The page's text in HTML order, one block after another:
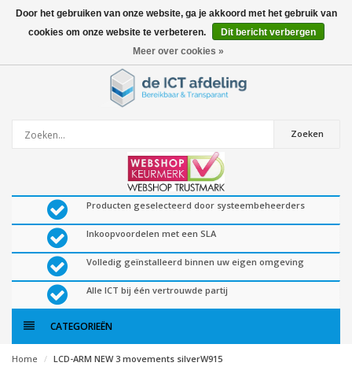
0artikelen
Zoeken
Producten geselecteerd door systeembeheerders
Inkoopvoordelen met een SLA
Volledig geïnstalleerd binnen uw eigen omgeving
Alle ICT bij één vertrouwde partij
CATEGORIEËN
Home LCD-ARM NEW 3 movements silverW915
Door het gebruiken van onze website, ga je akkoord met het gebruik van
cookies om onze website te verbeteren.
Dit bericht verbergen
Meer over cookies »